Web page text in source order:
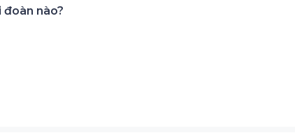
nào?